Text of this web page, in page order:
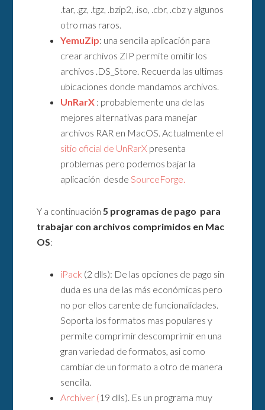
.tar, .gz, .tgz, .bzip2, .iso, .cbr, .cbz y algunos
otro mas raros.
YemuZip: una sencilla aplicación para
crear archivos ZIP permite omitir los
archivos .DS_Store. Recuerda las ultimas
ubicaciones donde mandamos archivos.
UnRarX : probablemente una de las
mejores alternativas para manejar
archivos RAR en MacOS. Actualmente el
sitio oficial de UnRarX presenta
problemas pero podemos bajar la
aplicación desdeSourceForge.
Y a continuación5 programas de pago para
trabajar con archivos comprimidos en Mac
OS:
iPack (2 dlls): De las opciones de pago sin
duda es una de las más económicas pero
no por ellos carente de funcionalidades.
Soporta los formatos mas populares y
permite comprimir descomprimir en una
gran variedad de formatos, asi como
cambiar de un formato a otro de manera
sencilla.
Archiver (19 dlls). Es un programa muy